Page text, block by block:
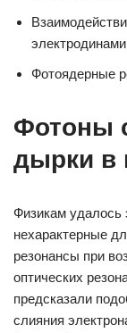
Фотоядерные
Фотоны
дырки в
Физикам удалось
нехарактерные
резонансы при
оптических
предсказали
слияния